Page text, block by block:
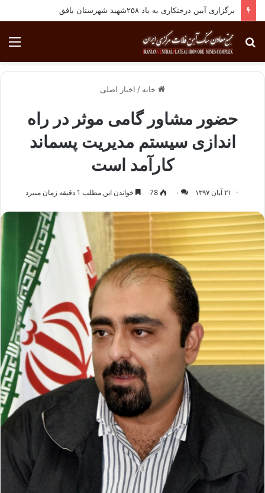
برگزاری آیین درختکاری به یاد ۲۵۸شهید شهرستان بافق
جستجو
برای
خانه / اخبار اصلی
حضور مشاور گامی موثر در راه
اندازی سیستم مدیریت پسماند
کارآمد است
۲۱ آبان ۱۳۹۷ ۰ 78 خواندن این مطلب 1 دقیقه زمان میبرد